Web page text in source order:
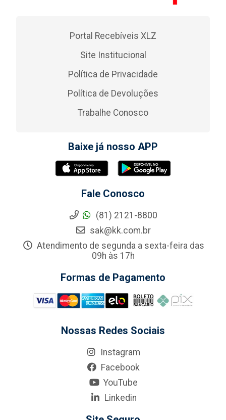
Portal Recebíveis XLZ
Site Institucional
Política de Privacidade
Política de Devoluções
Trabalhe Conosco
Baixe já nosso APP
Fale Conosco
(81) 2121-8800
sak@kk.com.br
Atendimento de segunda a sexta-feira das
09h às 17h
Formas de Pagamento
Nossas Redes Sociais
Instagram
Facebook
YouTube
Linkedin